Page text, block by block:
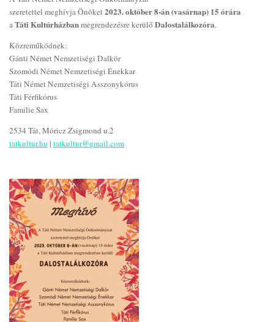
szeretettel meghívja Önöket 2023. október 8-án (vasárnap) 15 órára
a Táti Kultúrházbanmegrendezésre kerülőDalostalálkozóra.
Közreműködnek:
Gánti Német Nemzetiségi Dalkör
Szomódi Német Nemzetiségi Énekkar
Táti Német Nemzetiségi Asszonykórus
Táti Férfikórus
Familie Sax
2534 Tát, Móricz Zsigmond u.2
tatkultur.hu | tatkultur@gmail.com